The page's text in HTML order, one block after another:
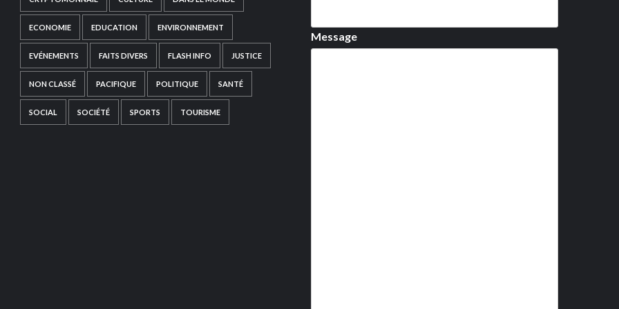
ECONOMIE EDUCATION ENVIRONNEMENT
EVÉNEMENTS FAITS DIVERS FLASH INFO JUSTICE
NON CLASSÉ PACIFIQUE POLITIQUE SANTÉ
SOCIAL SOCIÉTÉ SPORTS TOURISME
Message